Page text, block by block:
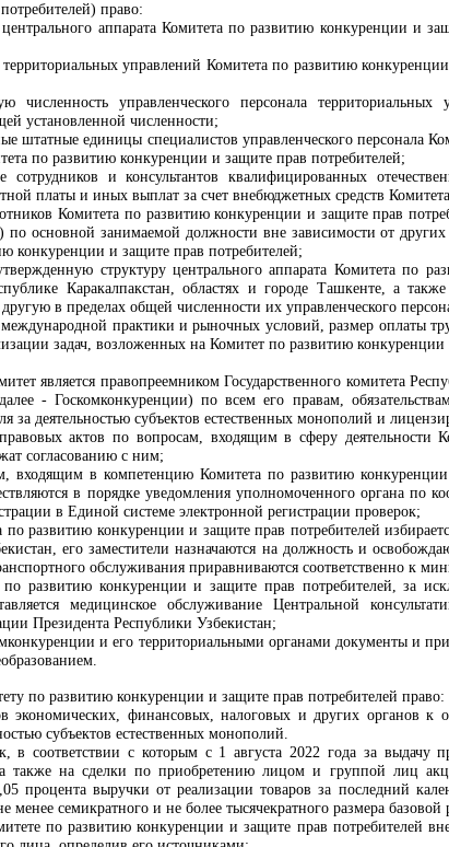
право:
центрального аппарата Комитета по развитию конкуренции и
управлений Комитета по развитию
численность управленческого персонала территориальных
установленной численности;
штатные единицы специалистов управленческого персонала
по развитию конкуренции и защите прав потребителей;
сотрудников и консультантов квалифицированных
платы и иных выплат за счет внебюджетных средств
Комитета по развитию конкуренции и защите прав
основной занимаемой должности вне зависимости от
конкуренции и защите прав потребителей;
структуру центрального аппарата Комитета по
Каракалпакстан, областях и городе Ташкенте, а
в пределах общей численности их управленческого
международной практики и рыночных условий, размер оплаты
задач, возложенных на Комитет по развитию конкуренции
является правопреемником Государственного комитета
- Госкомконкуренции) по всем его правам,
за деятельностью субъектов естественных монополий и
актов по вопросам, входящим в сферу деятельности
согласованию с ним;
входящим в компетенцию Комитета по развитию
в порядке уведомления уполномоченного органа по
в Единой системе электронной регистрации проверок;
по развитию конкуренции и защите прав потребителей
его заместители назначаются на должность и
обслуживания приравниваются соответственно к
по развитию конкуренции и защите прав потребителей, за
медицинское обслуживание Центральной
Президента Республики Узбекистан;
и его территориальными органами документы и
по развитию конкуренции и защите прав потребителей право:
экономических, финансовых, налоговых и других органов к
субъектов естественных монополий.
в соответствии с которым с 1 августа 2022 года за выдачу
также на сделки по приобретению лицом и группой лиц
процента выручки от реализации товаров за последний
менее семикратного и не более тысячекратного размера
по развитию конкуренции и защите прав потребителей